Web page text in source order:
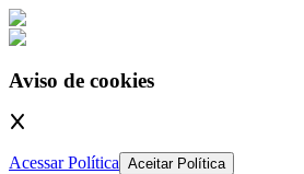
Aviso de cookies
Acessar Política Aceitar Política